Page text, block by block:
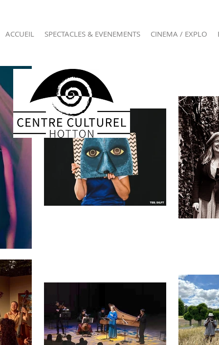
ACCUEIL SPECTACLES & EVENEMENTS CINEMA / EXPLO